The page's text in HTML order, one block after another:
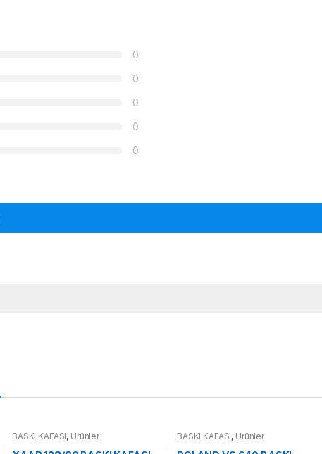
0
0
0
0
0
BASKI KAFASI, Ürünler BASKI KAFASI, Ürünler